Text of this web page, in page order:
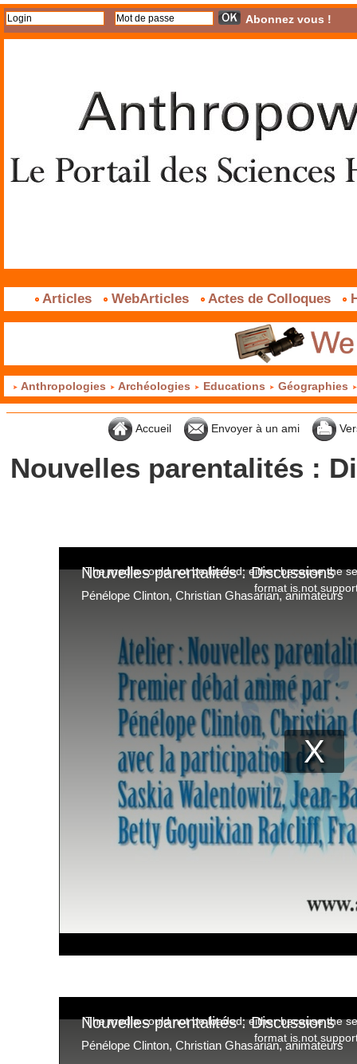
Abonnez vous !
Articles WebArticles Actes de Colloques
Anthropologies Archéologies Educations Géographies
Accueil Envoyer à un ami
Nouvelles parentalités :